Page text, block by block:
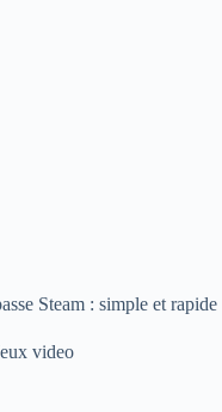
Steam : simple et rapide
video